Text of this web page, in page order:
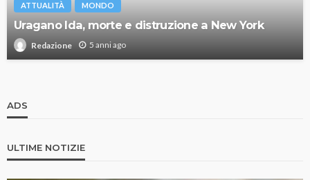
ATTUALITÀ MONDO
Uragano Ida, morte e distruzione a New York
Redazione 5 anni ago
ADS
ULTIME NOTIZIE